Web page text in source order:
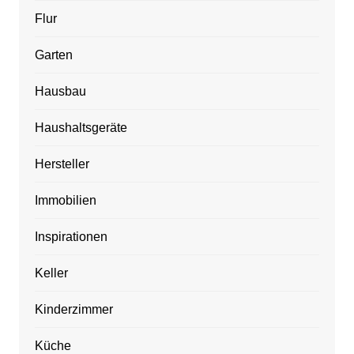
Flur
Garten
Hausbau
Haushaltsgeräte
Hersteller
Immobilien
Inspirationen
Keller
Kinderzimmer
Küche